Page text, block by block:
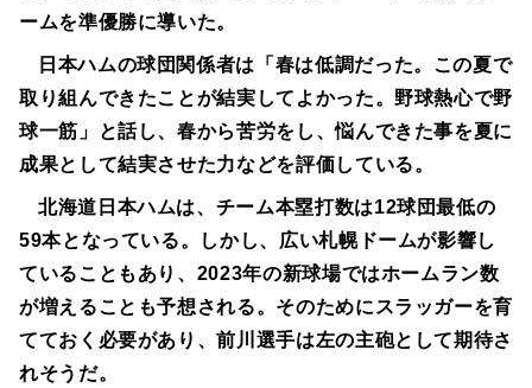
ームを準優勝に導いた。
日本ハムの球団関係者は「春は低調だった。この夏で
取り組んできたことが結実してよかった。野球熱心で野
球一筋」と話し、春から苦労をし、悩んできた事を夏に
成果として結実させた力などを評価している。
北海道日本ハムは、チーム本塁打数は12球団最低の
59本となっている。しかし、広い札幌ドームが影響し
ていることもあり、2023年の新球場ではホームラン数
が増えることも予想される。そのためにスラッガーを育
てておく必要があり、前川選手は左の主砲として期待さ
れそうだ。